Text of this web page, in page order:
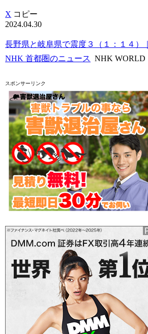
X コピー
2024.04.30
長野県と岐阜県で震度３（１：１４）｜
NHK 首都圏のニュース NHK WORLD
スポンサーリンク